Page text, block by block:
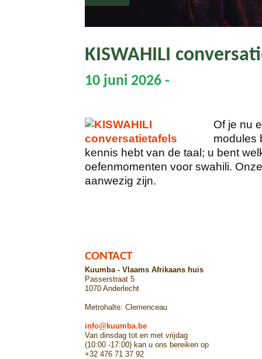
KISWAHILI
10 juni 2026 -
Of je nu
modules
kennis hebt van de taal; u bent
oefenmomenten voor swahili.
aanwezig zijn.
CONTACT
Kuumba - Vlaams Afrikaans huis
Passerstraat 5
1070 Anderlecht
Metrohalte: Clemenceau
info@kuumba.be
Van dinsdag tot en met vrijdag
(10:00 -17:00) kan u ons bereiken op
+32 476 71 37 92